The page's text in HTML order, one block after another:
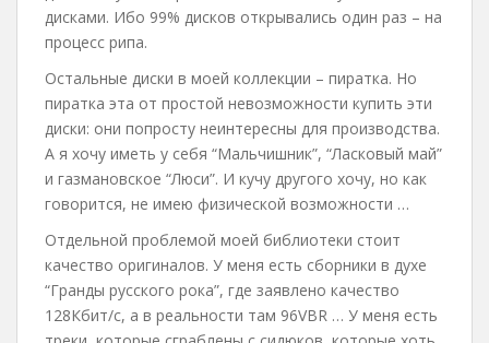
дисками. Ибо 99% дисков открывались один раз – на
процесс рипа.
Остальные диски в моей коллекции – пиратка. Но
пиратка эта от простой невозможности купить эти
диски: они попросту неинтересны для производства.
А я хочу иметь у себя “Мальчишник”, “Ласковый май”
и газмановское “Люси”. И кучу другого хочу, но как
говорится, не имею физической возможности …
Отдельной проблемой моей библиотеки стоит
качество оригиналов. У меня есть сборники в духе
“Гранды русского рока”, где заявлено качество
128Кбит/с, а в реальности там 96VBR … У меня есть